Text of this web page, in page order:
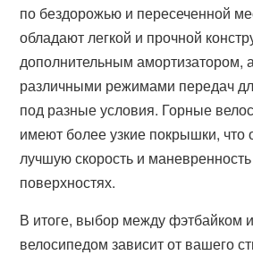
по бездорожью и пересеченной
обладают легкой и прочной
дополнительным амортизатором,
различными режимами передач
под разные условия. Горные
имеют более узкие покрышки, что
лучшую скорость и
поверхностях.
В итоге, выбор между фэтбайком
велосипедом зависит от вашего